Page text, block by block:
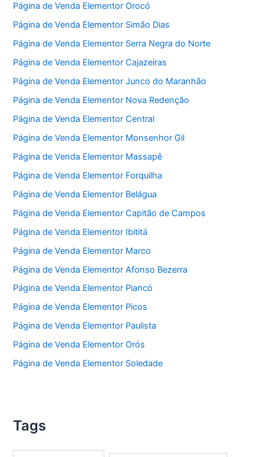
Página de Venda Elementor Orocó
Página de Venda Elementor Simão Dias
Página de Venda Elementor Serra Negra do Norte
Página de Venda Elementor Cajazeiras
Página de Venda Elementor Junco do Maranhão
Página de Venda Elementor Nova Redenção
Página de Venda Elementor Central
Página de Venda Elementor Monsenhor Gil
Página de Venda Elementor Massapê
Página de Venda Elementor Forquilha
Página de Venda Elementor Belágua
Página de Venda Elementor Capitão de Campos
Página de Venda Elementor Ibititá
Página de Venda Elementor Marco
Página de Venda Elementor Afonso Bezerra
Página de Venda Elementor Piancó
Página de Venda Elementor Picos
Página de Venda Elementor Paulista
Página de Venda Elementor Orós
Página de Venda Elementor Soledade
Tags